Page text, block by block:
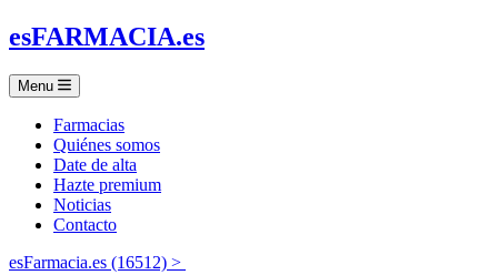
esFARMACIA.es
Menu
Farmacias
Quiénes somos
Date de alta
Hazte premium
Noticias
Contacto
esFarmacia.es (16512) >